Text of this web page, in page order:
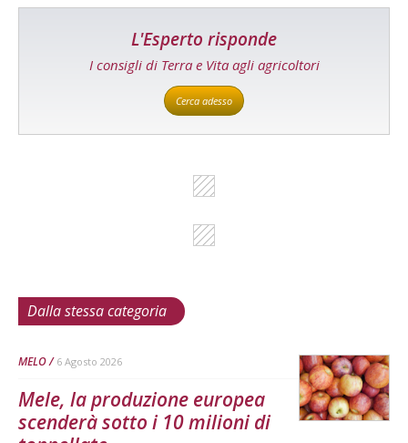
L'Esperto risponde
I consigli di Terra e Vita agli agricoltori
Cerca adesso
Dalla stessa categoria
MELO 6 Agosto 2026
Mele, la produzione europea
scenderà sotto i 10 milioni di